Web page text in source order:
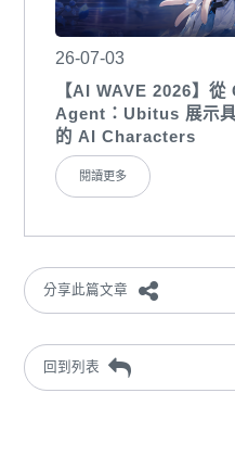
26-07-03
【AI WAVE 2026】
Agent：Ubitus 展示
的 AI Characters
閱讀更多
分享此篇文章
回到列表